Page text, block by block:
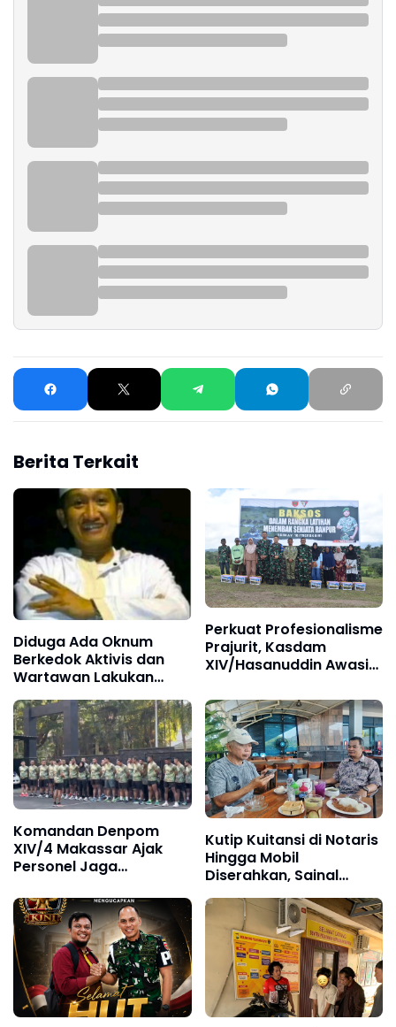
Berita Terkait
Diduga Ada Oknum
Berkedok Aktivis dan
Wartawan Lakukan
Dugaan Pemerasan,
Ketua LSM Forum
Rakyat Bersatu Minta
Aparat Bertindak
Perkuat Profesionalisme
Prajurit, Kasdam
XIV/Hasanuddin Awasi
Ranpur Yonkav
10/Mendagiri
Komandan Denpom
XIV/4 Makassar Ajak
Personel Jaga
Kebersihan Lingkungan
Melalui Olahraga
Bersama
Kutip Kuitansi di Notaris
Hingga Mobil
Diserahkan, Sainal
Lonard Bongkar Alur
Transaksi Lahan Tello
Baru